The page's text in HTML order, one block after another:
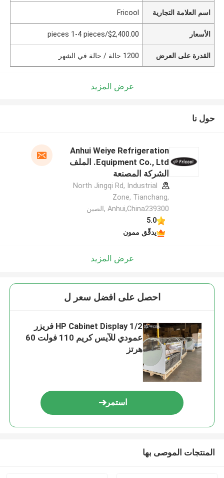
اسم العلامة التجارية Fricool
الأسعار $2,400.00/pieces 1-4 pieces
القدرة على العرض 1200 حالة / حالة في الشهر
عرض المزيد
حول نا
Anhui Weiye Refrigeration
Equipment Co., Ltd. الملف
الشركة المصنعة
North Jingqi Rd, Industrial
Zone, Tianchang,
Anhui,China239300 ,الصين
5.0
يدقّق ممون
عرض المزيد
احصل على افضل سعر ل
1/2 HP Cabinet Display فريزر
عمودي للآيس كريم 110 فولت 60
هرتز
استمر
المنتجات الموصى بها